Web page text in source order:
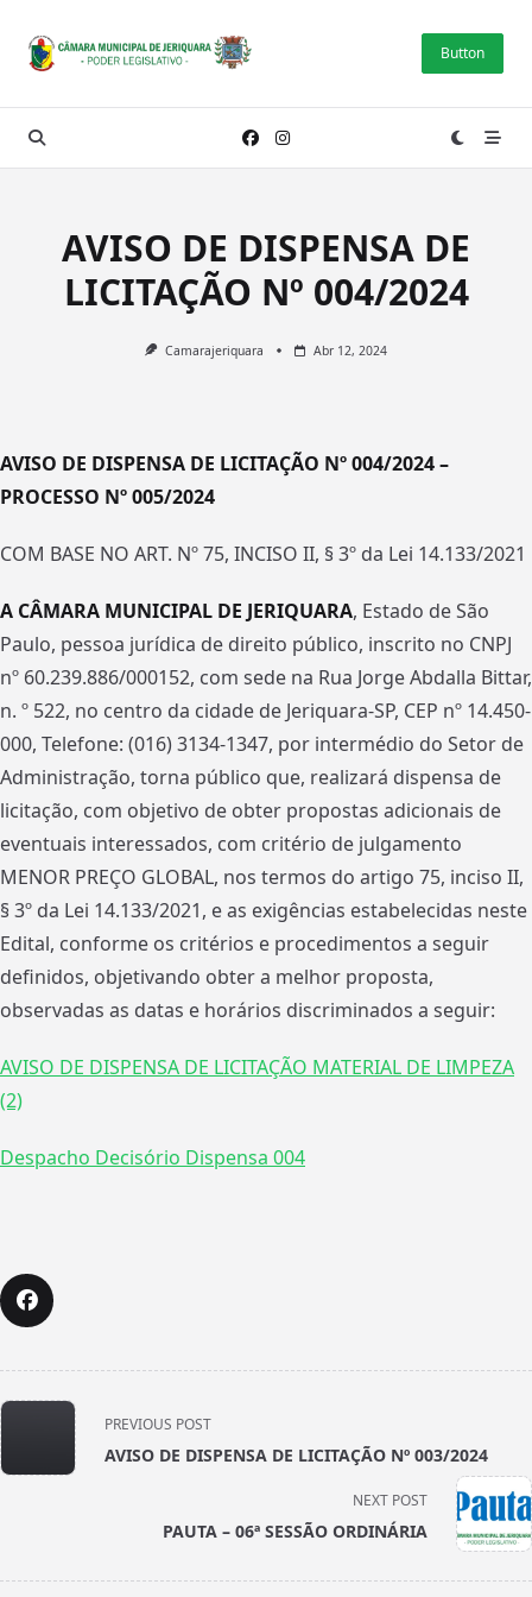
content
Button
AVISO DE DISPENSA DE
LICITAÇÃO Nº 004/2024
Camarajeriquara Abr 12, 2024
AVISO DE DISPENSA DE LICITAÇÃO Nº 004/2024 –
PROCESSO Nº 005/2024
COM BASE NO ART. Nº 75, INCISO II, § 3º da Lei 14.133/2021
A CÂMARA MUNICIPAL DE JERIQUARA, Estado de São
Paulo, pessoa jurídica de direito público, inscrito no CNPJ
nº 60.239.886/000152, com sede na Rua Jorge Abdalla Bittar,
n. º 522, no centro da cidade de Jeriquara-SP, CEP nº 14.450-
000, Telefone: (016) 3134-1347, por intermédio do Setor de
Administração, torna público que, realizará dispensa de
licitação, com objetivo de obter propostas adicionais de
eventuais interessados, com critério de julgamento
MENOR PREÇO GLOBAL, nos termos do artigo 75, inciso II,
§ 3º da Lei 14.133/2021, e as exigências estabelecidas neste
Edital, conforme os critérios e procedimentos a seguir
definidos, objetivando obter a melhor proposta,
observadas as datas e horários discriminados a seguir:
AVISO DE DISPENSA DE LICITAÇÃO MATERIAL DE LIMPEZA
(2)
Despacho Decisório Dispensa 004
<span
class="nav-
subtitle
PREVIOUS POST
AVISO DE DISPENSA DE LICITAÇÃO Nº 003/2024
NEXT POST
PAUTA – 06ª SESSÃO ORDINÁRIA